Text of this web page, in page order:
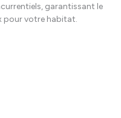
garantissant le
pour votre habitat.